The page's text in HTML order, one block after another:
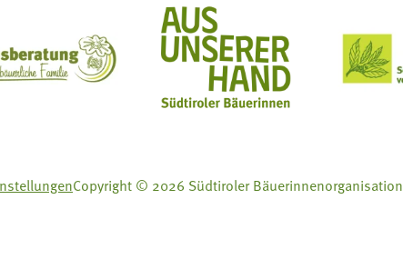
Bäuerinnen lernen - wachsen - leben
Lebensberatung für die bäuerliche Familie
Aus unserer Hand
Copyright © 2026 Südtiroler Bäuerinnenorganisation